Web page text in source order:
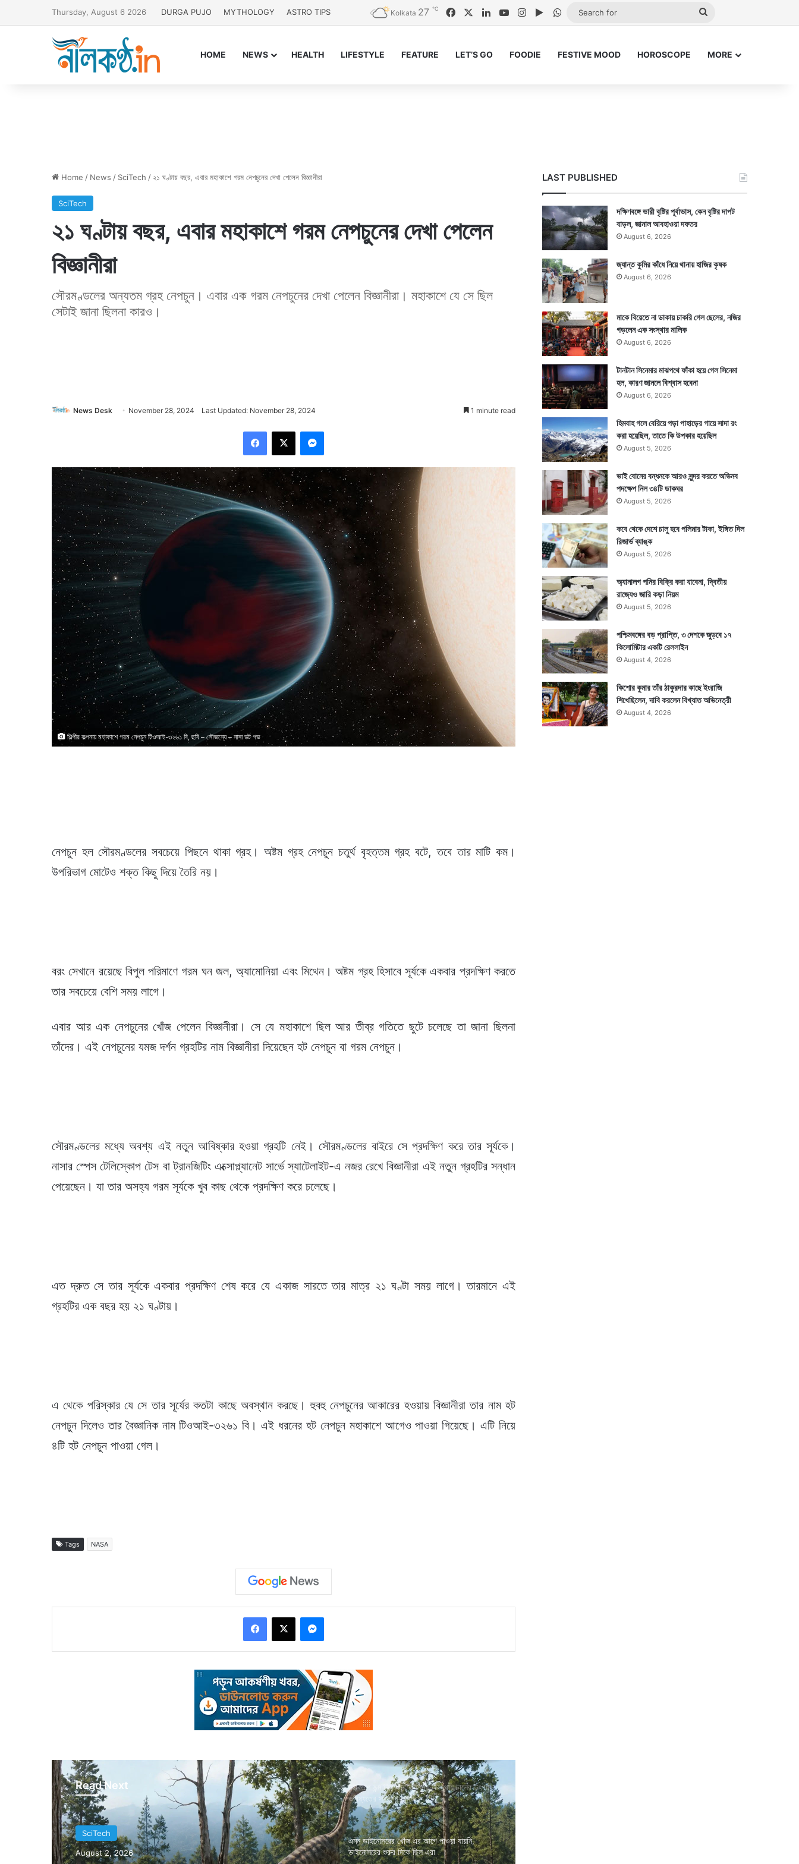
Thursday, August 6 2026 DURGA PUJO MYTHOLOGY ASTRO TIPS Kolkata 27 ℃ FacebookLinkedInYouTubeInstagramGoogle Play
WhatsApp
Search
HOME NEWS HEALTH LIFESTYLE FEATURE LET’S GO FOODIE FESTIVE MOOD HOROSCOPE MORE
Home / News / SciTech /২১ ঘণ্টায় বছর, এবার মহাকাশে গরম নেপচুনের দেখা পেলেন বিজ্ঞানীরা
SciTech
২১ ঘণ্টায় বছর, এবার মহাকাশে গরম নেপচুনের দেখা পেলেন
বিজ্ঞানীরা
সৌরমণ্ডলের অন্যতম গ্রহ নেপচুন। এবার এক গরম নেপচুনের দেখা পেলেন বিজ্ঞানীরা। মহাকাশে যে সে ছিল
সেটাই জানা ছিলনা কারও।
News Desk November 28, 2024 Last Updated: November 28, 2024 1 minute read
শিল্পীর কল্পনায় মহাকাশে গরম নেপচুন টিওআই-৩২৬১ বি, ছবি – সৌজন্যে – নাসা ডট গভ
নেপচুন হল সৌরমণ্ডলের সবচেয়ে পিছনে থাকা গ্রহ। অষ্টম গ্রহ নেপচুন চতুর্থ বৃহত্তম গ্রহ বটে, তবে তার মাটি কম।
উপরিভাগ মোটেও শক্ত কিছু দিয়ে তৈরি নয়।
বরং সেখানে রয়েছে বিপুল পরিমাণে গরম ঘন জল, অ্যামোনিয়া এবং মিথেন। অষ্টম গ্রহ হিসাবে সূর্যকে একবার প্রদক্ষিণ করতে
তার সবচেয়ে বেশি সময় লাগে।
এবার আর এক নেপচুনের খোঁজ পেলেন বিজ্ঞানীরা। সে যে মহাকাশে ছিল আর তীব্র গতিতে ছুটে চলেছে তা জানা ছিলনা
তাঁদের। এই নেপচুনের যমজ দর্শন গ্রহটির নাম বিজ্ঞানীরা দিয়েছেন হট নেপচুন বা গরম নেপচুন।
সৌরমণ্ডলের মধ্যে অবশ্য এই নতুন আবিষ্কার হওয়া গ্রহটি নেই। সৌরমণ্ডলের বাইরে সে প্রদক্ষিণ করে তার সূর্যকে।
নাসার স্পেস টেলিস্কোপ টেস বা ট্রানজিটিং এক্সোপ্ল্যানেট সার্ভে স্যাটেলাইট-এ নজর রেখে বিজ্ঞানীরা এই নতুন গ্রহটির সন্ধান
পেয়েছেন। যা তার অসহ্য গরম সূর্যকে খুব কাছ থেকে প্রদক্ষিণ করে চলেছে।
এত দ্রুত সে তার সূর্যকে একবার প্রদক্ষিণ শেষ করে যে একাজ সারতে তার মাত্র ২১ ঘণ্টা সময় লাগে। তারমানে এই
গ্রহটির এক বছর হয় ২১ ঘণ্টায়।
এ থেকে পরিস্কার যে সে তার সূর্যের কতটা কাছে অবস্থান করছে। হুবহু নেপচুনের আকারের হওয়ায় বিজ্ঞানীরা তার নাম হট
নেপচুন দিলেও তার বৈজ্ঞানিক নাম টিওআই-৩২৬১ বি। এই ধরনের হট নেপচুন মহাকাশে আগেও পাওয়া গিয়েছে। এটি নিয়ে
৪টি হট নেপচুন পাওয়া গেল।
Tags NASA
Read Next
SciTech
SciTech
মহাকাশে জন্ম নিল ধান, ভরশূন্য অবস্থায় চালের উৎপাদন
ভবিষ্যতের স্বপ্ন দেখাচ্ছে
এমন ডাইনোসরের খোঁজ এর আগে পাওয়া যায়নি,
ডাইনোসরের শুরুর দিকে ছিল এরা
LAST PUBLISHED
দক্ষিণবঙ্গে ভারী বৃষ্টির পূর্বাভাস, কেন বৃষ্টির দাপট
বাড়ল, জানাল আবহাওয়া দফতর
August 6, 2026
জ্যান্ত কুমির কাঁধে নিয়ে থানায় হাজির কৃষক
August 6, 2026
মাকে বিয়েতে না ডাকায় চাকরি গেল ছেলের, নজির
গড়লেন এক সংস্থার মালিক
August 6, 2026
টানটান সিনেমার মাঝপথে ফাঁকা হয়ে গেল সিনেমা
হল, কারণ জানলে বিশ্বাস হবেনা
August 6, 2026
হিমবাহ গলে বেরিয়ে পড়া পাহাড়ের গায়ে সাদা রং
করা হয়েছিল, তাতে কি উপকার হয়েছিল
August 5, 2026
ভাই বোনের বন্ধনকে আরও সুন্দর করতে অভিনব
পদক্ষেপ নিল ৩৪টি ডাকঘর
August 5, 2026
কবে থেকে দেশে চালু হবে পলিমার টাকা, ইঙ্গিত দিল
রিজার্ভ ব্যাঙ্ক
August 5, 2026
অ্যানালগ পনির বিক্রি করা যাবেনা, দ্বিতীয়
রাজ্যেও জারি কড়া নিয়ম
August 5, 2026
পশ্চিমবঙ্গের বড় প্রাপ্তি, ৩ দেশকে জুড়বে ১৭
কিলোমিটার একটি রেললাইন
August 4, 2026
কিশোর কুমার তাঁর ঠাকুরদার কাছে ইংরাজি
শিখেছিলেন, দাবি করলেন বিখ্যাত অভিনেত্রী
August 4, 2026